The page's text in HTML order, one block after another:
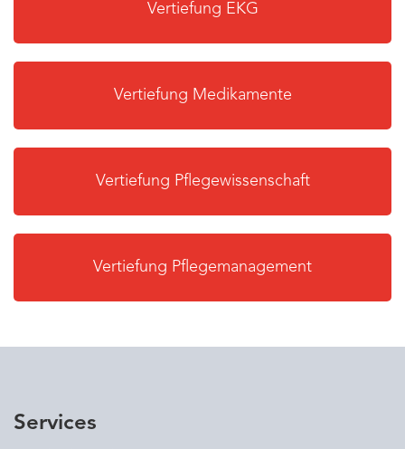
Vertiefung EKG
Vertiefung Medikamente
Vertiefung Pflegewissenschaft
Vertiefung Pflegemanagement
Services